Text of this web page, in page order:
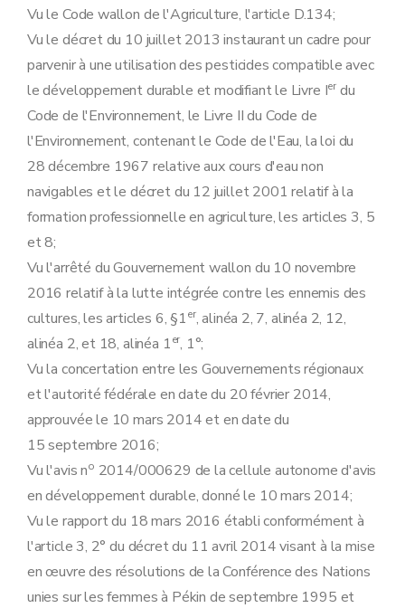
Vu le Code wallon de l'Agriculture, l'article D.134;
Vu le décret du 10 juillet 2013 instaurant un cadre pour
parvenir à une utilisation des pesticides compatible avec
le développement durable et modifiant le Livre Ier du
Code de l'Environnement, le Livre II du Code de
l'Environnement, contenant le Code de l'Eau, la loi du
28 décembre 1967 relative aux cours d'eau non
navigables et le décret du 12 juillet 2001 relatif à la
formation professionnelle en agriculture, les articles 3, 5
et 8;
Vu l'arrêté du Gouvernement wallon du 10 novembre
2016 relatif à la lutte intégrée contre les ennemis des
cultures, les articles 6, §1er, alinéa 2, 7, alinéa 2, 12,
alinéa 2, et 18, alinéa 1er, 1°;
Vu la concertation entre les Gouvernements régionaux
et l'autorité fédérale en date du 20 février 2014,
approuvée le 10 mars 2014 et en date du
15 septembre 2016;
Vu l'avis no 2014/000629 de la cellule autonome d'avis
en développement durable, donné le 10 mars 2014;
Vu le rapport du 18 mars 2016 établi conformément à
l'article 3, 2° du décret du 11 avril 2014 visant à la mise
en œuvre des résolutions de la Conférence des Nations
unies sur les femmes à Pékin de septembre 1995 et